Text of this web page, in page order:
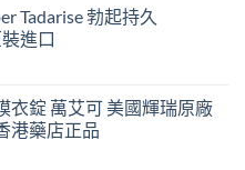
Tadarise 勃起持久
進口
衣錠 萬艾可 美國輝瑞原廠
港藥店正品